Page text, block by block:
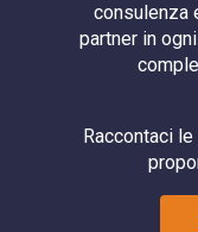
consulenza
partner in
Raccontaci